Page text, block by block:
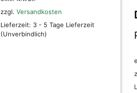
zzgl. Versandkosten
Lieferzeit: 3 - 5 Tage Lieferzeit
(Unverbindlich)